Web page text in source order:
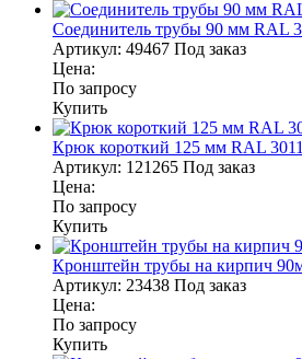
Соединитель трубы 90 мм RAL
Артикул: 49467 Под заказ
Цена:
По запросу
Купить
Крюк короткий 125 мм RAL
Артикул: 121265 Под заказ
Цена:
По запросу
Купить
Кронштейн трубы на кирпич
Артикул: 23438 Под заказ
Цена:
По запросу
Купить